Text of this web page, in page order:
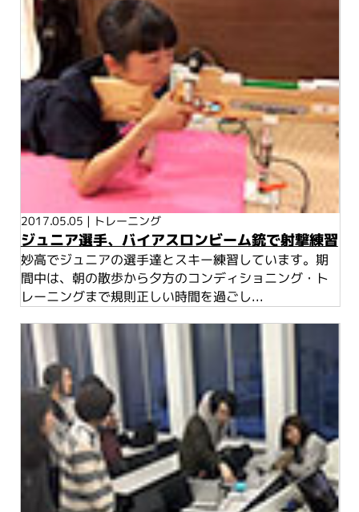
2017.05.05 | トレーニング
ジュニア選手、バイアスロンビーム銃で射撃練習
妙高でジュニアの選手達とスキー練習しています。期
間中は、朝の散歩から夕方のコンディショニング・ト
レーニングまで規則正しい時間を過ごし...